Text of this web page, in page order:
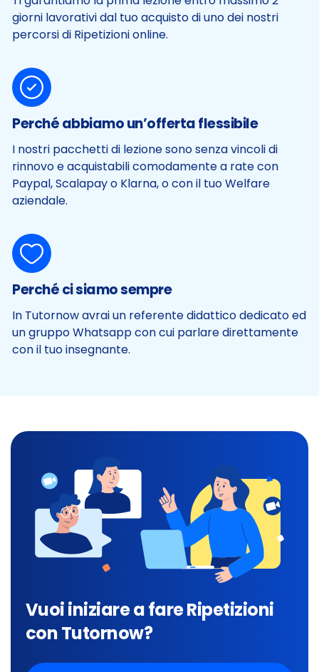
giorni lavorativi dal tuo acquisto di uno dei nostri
percorsi di Ripetizioni online.
Perché abbiamo un’offerta flessibile
I nostri pacchetti di lezione sono senza vincoli di
rinnovo e acquistabili comodamente a rate con
Paypal, Scalapay o Klarna, o con il tuo Welfare
aziendale.
Perché ci siamo sempre
In Tutornow avrai un referente didattico dedicato ed
un gruppo Whatsapp con cui parlare direttamente
con il tuo insegnante.
Vuoi iniziare a fare Ripetizioni
con Tutornow?